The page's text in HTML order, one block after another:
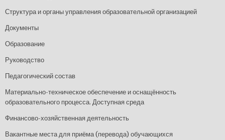
Структура и органы управления образовательной организацией
Документы
Образование
Руководство
Педагогический состав
Материально-техническое обеспечение и оснащённость
образовательного процесса. Доступная среда
Финансово-хозяйственная деятельность
Вакантные места для приёма (перевода) обучающихся